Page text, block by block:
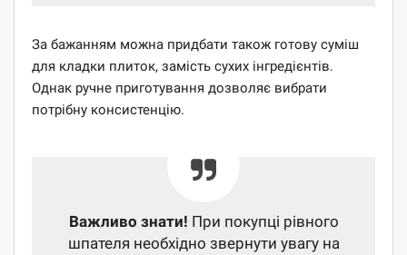
За бажанням можна придбати також готову суміш
для кладки плиток, замість сухих інгредієнтів.
Однак ручне приготування дозволяє вибрати
потрібну консистенцію.
Важливо знати! При покупці рівного
шпателя необхідно звернути увагу на